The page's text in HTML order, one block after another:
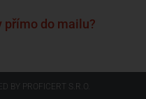
přímo do mailu?
BY PROFICERT S.R.O.